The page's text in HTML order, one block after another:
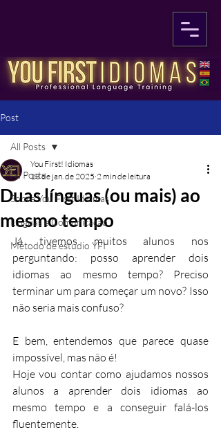
Post
All Posts
Sobre You First Idiomas
Línguas e Comunicação
Método de estudio YFI
All Posts
Duas línguas (ou mais) ao
mesmo tempo
You First! Idiomas
13 de jan. de 2025 2 min de leitura
Já tivemos muitos alunos nos
perguntando: posso aprender dois
idiomas ao mesmo tempo? Preciso
terminar um para começar um novo? Isso
não seria mais confuso?
E bem, entendemos que parece quase
impossível, mas não é!
Hoje vou contar como ajudamos nossos
alunos a aprender dois idiomas ao
mesmo tempo e a conseguir falá-los
fluentemente.